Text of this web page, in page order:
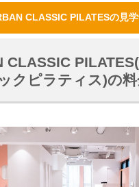
CLASSIC PILATESの見
CLASSIC
クピラティス)の